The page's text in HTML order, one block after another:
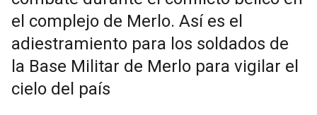
el complejo de Merlo. Así es el
adiestramiento para los soldados de
la Base Militar de Merlo para vigilar el
cielo del país